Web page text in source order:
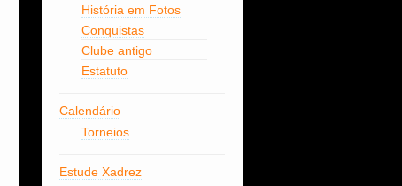
História em Fotos
Conquistas
Clube antigo
Estatuto
Calendário
Torneios
Estude Xadrez